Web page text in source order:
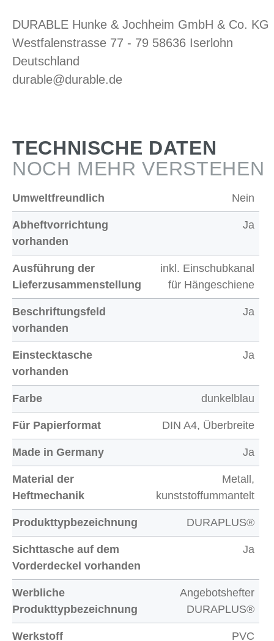
DURABLE Hunke & Jochheim GmbH & Co. KG
Westfalenstrasse 77 - 79 58636 Iserlohn
Deutschland
durable@durable.de
TECHNISCHE DATEN
NOCH MEHR VERSTEHEN
Umweltfreundlich Nein
Abheftvorrichtung
vorhanden
Ja
Ausführung der
Lieferzusammenstellung
inkl. Einschubkanal
für Hängeschiene
Beschriftungsfeld
vorhanden
Ja
Einstecktasche
vorhanden
Ja
Farbe dunkelblau
Für Papierformat DIN A4, Überbreite
Made in Germany Ja
Material der
Heftmechanik
Metall,
kunststoffummantelt
Produkttypbezeichnung DURAPLUS®
Sichttasche auf dem
Vorderdeckel vorhanden
Ja
Werbliche
Produkttypbezeichnung
Angebotshefter
DURAPLUS®
Werkstoff PVC